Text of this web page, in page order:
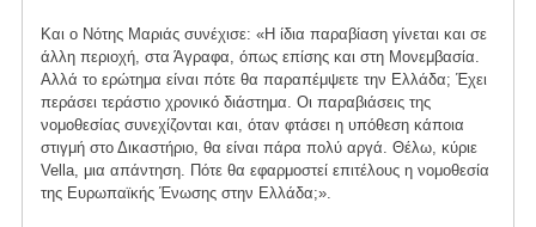
Και ο Νότης Μαριάς συνέχισε: «Η ίδια παραβίαση γίνεται και σε
άλλη περιοχή, στα Άγραφα, όπως επίσης και στη Μονεμβασία.
Αλλά το ερώτημα είναι πότε θα παραπέμψετε την Ελλάδα; Έχει
περάσει τεράστιο χρονικό διάστημα. Οι παραβιάσεις της
νομοθεσίας συνεχίζονται και, όταν φτάσει η υπόθεση κάποια
στιγμή στο Δικαστήριο, θα είναι πάρα πολύ αργά. Θέλω, κύριε
Vella, μια απάντηση. Πότε θα εφαρμοστεί επιτέλους η νομοθεσία
της Ευρωπαϊκής Ένωσης στην Ελλάδα;».